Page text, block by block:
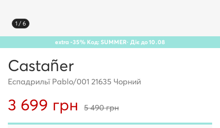
1 / 6
extra -35% Код: SUMMER· Діє до10.08
Castañer
Еспадрильї Pablo/001 21635 Чорний
3 699 грн 5 490 грн